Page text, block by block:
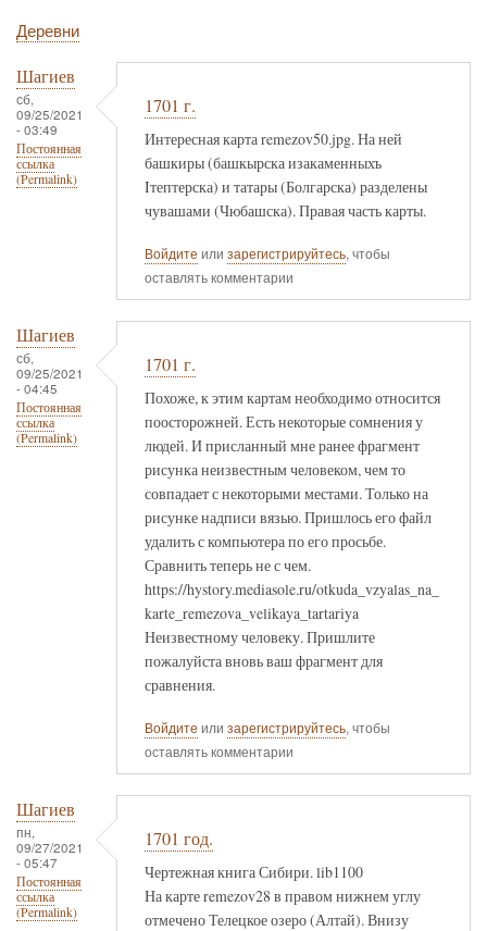
Деревни
Шагиев
сб,
09/25/2021
- 03:49
Постоянная
ссылка
(Permalink)
1701 г.
Интересная карта remezov50.jpg. На ней
башкиры (башкырска изакаменныхъ
Iтептерска) и татары (Болгарска) разделены
чувашами (Чюбашска). Правая часть карты.
Войдите или зарегистрируйтесь, чтобы
оставлять комментарии
Шагиев
сб,
09/25/2021
- 04:45
Постоянная
ссылка
(Permalink)
1701 г.
Похоже, к этим картам необходимо относится
поосторожней. Есть некоторые сомнения у
людей. И присланный мне ранее фрагмент
рисунка неизвестным человеком, чем то
совпадает с некоторыми местами. Только на
рисунке надписи вязью. Пришлось его файл
удалить с компьютера по его просьбе.
Сравнить теперь не с чем.
https://hystory.mediasole.ru/otkuda_vzyalas_na_
karte_remezova_velikaya_tartariya
Неизвестному человеку. Пришлите
пожалуйста вновь ваш фрагмент для
сравнения.
Войдите или зарегистрируйтесь, чтобы
оставлять комментарии
Шагиев
пн,
09/27/2021
- 05:47
Постоянная
ссылка
(Permalink)
1701 год.
Чертежная книга Сибири. lib1100
На карте remezov28 в правом нижнем углу
отмечено Телецкое озеро (Алтай). Внизу